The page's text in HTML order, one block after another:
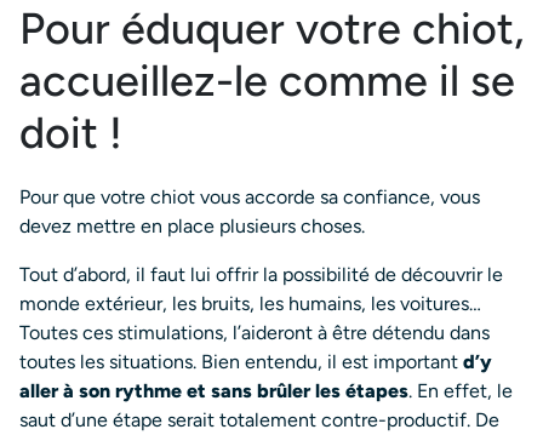
Pour éduquer votre chiot,
accueillez-le comme il se
doit !
Pour que votre chiot vous accorde sa confiance, vous
devez mettre en place plusieurs choses.
Tout d’abord, il faut lui offrir la possibilité de découvrir le
monde extérieur, les bruits, les humains, les voitures…
Toutes ces stimulations, l’aideront à être détendu dans
toutes les situations. Bien entendu, il est important d’y
aller à son rythme et sans brûler les étapes. En effet, le
saut d’une étape serait totalement contre-productif. De